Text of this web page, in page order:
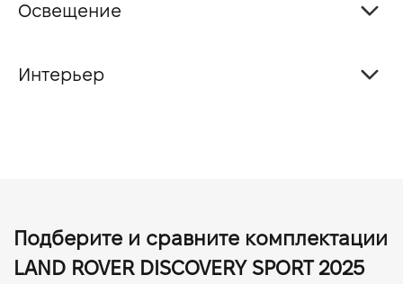
Освещение
Интерьер
Подберите и сравните комплектации
LAND ROVER DISCOVERY SPORT 2025